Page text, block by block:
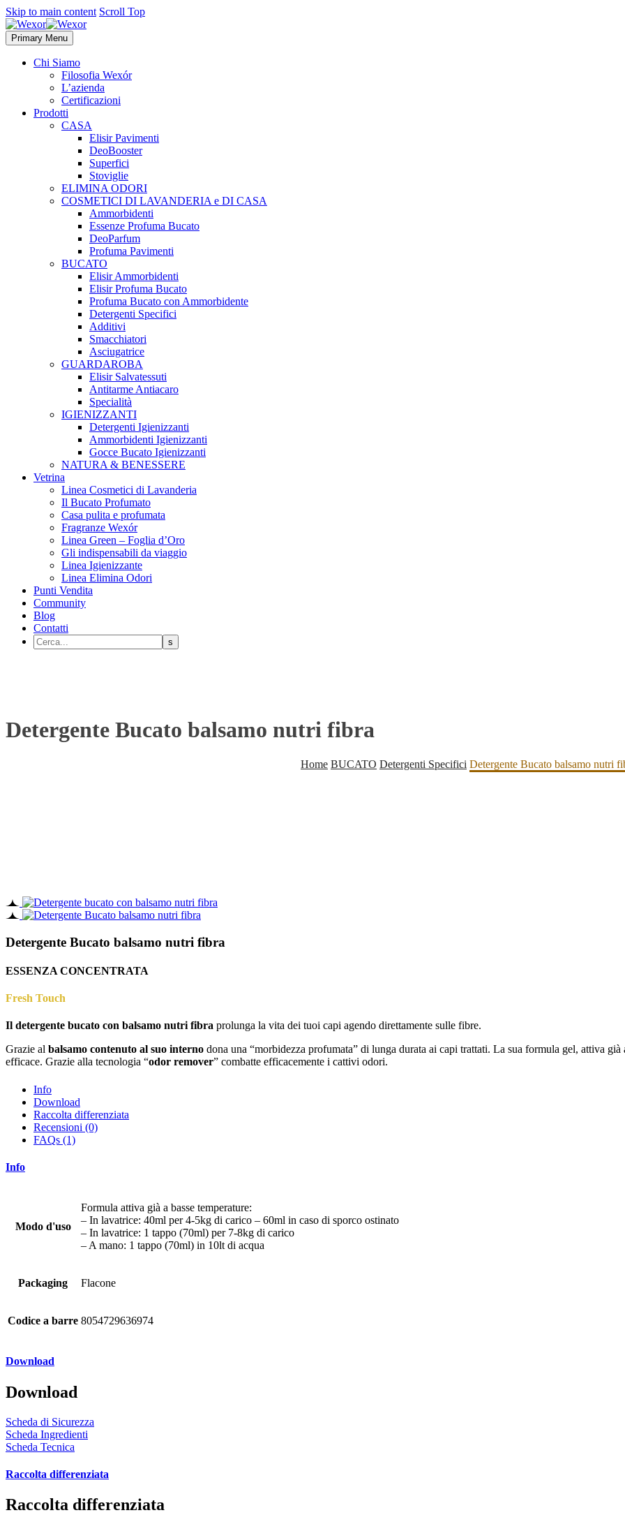
Skip to main content Scroll Top
Primary Menu
Chi Siamo
Filosofia Wexór
L’azienda
Certificazioni
Prodotti
CASA
Elisir Pavimenti
DeoBooster
Superfici
Stoviglie
ELIMINA ODORI
COSMETICI DI LAVANDERIA e DI CASA
Ammorbidenti
Essenze Profuma Bucato
DeoParfum
Profuma Pavimenti
BUCATO
Elisir Ammorbidenti
Elisir Profuma Bucato
Profuma Bucato con Ammorbidente
Detergenti Specifici
Additivi
Smacchiatori
Asciugatrice
GUARDAROBA
Elisir Salvatessuti
Antitarme Antiacaro
Specialità
IGIENIZZANTI
Detergenti Igienizzanti
Ammorbidenti Igienizzanti
Gocce Bucato Igienizzanti
NATURA & BENESSERE
Vetrina
Linea Cosmetici di Lavanderia
Il Bucato Profumato
Casa pulita e profumata
Fragranze Wexór
Linea Green – Foglia d’Oro
Gli indispensabili da viaggio
Linea Igienizzante
Linea Elimina Odori
Punti Vendita
Community
Blog
Contatti
Detergente Bucato balsamo nutri fibra
Home BUCATO Detergenti Specifici Detergente Bucato balsamo nutri
Detergente Bucato balsamo nutri fibra
ESSENZA CONCENTRATA
Fresh Touch
Il detergente bucato con balsamo nutri fibra prolunga la vita dei tuoi capi agendo direttamente sulle fibre.
Grazie al balsamo contenuto al suo interno dona una “morbidezza profumata” di lunga durata ai capi trattati. La sua formula gel, attiva già
efficace. Grazie alla tecnologia “odor remover” combatte efficacemente i cattivi odori.
Info
Download
Raccolta differenziata
Recensioni (0)
FAQs (1)
Info
Modo d'uso
Formula attiva già a basse temperature:
– In lavatrice: 40ml per 4-5kg di carico – 60ml in caso di sporco ostinato
– In lavatrice: 1 tappo (70ml) per 7-8kg di carico
– A mano: 1 tappo (70ml) in 10lt di acqua
Packaging Flacone
Codice a barre 8054729636974
Download
Download
Scheda di Sicurezza
Scheda Ingredienti
Scheda Tecnica
Raccolta differenziata
Raccolta differenziata